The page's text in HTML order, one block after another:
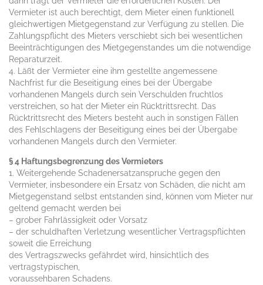
Vermieter ist auch berechtigt, dem Mieter einen funktionell
gleichwertigen Mietgegenstand zur Verfügung zu stellen. Die
Zahlungspflicht des Mieters verschiebt sich bei wesentlichen
Beeinträchtigungen des Mietgegenstandes um die notwendige
Reparaturzeit.
4. Läßt der Vermieter eine ihm gestellte angemessene
Nachfrist fur die Beseitigung eines bei der Übergabe
vorhandenen Mangels durch sein Verschulden fruchtlos
verstreichen, so hat der Mieter ein Rücktrittsrecht. Das
Rücktrittsrecht des Mieters besteht auch in sonstigen Fällen
des Fehlschlagens der Beseitigung eines bei der Übergabe
vorhandenen Mangels durch den Vermieter.
§ 4 Haftungsbegrenzung des Vermieters
1. Weitergehende Schadenersatzanspruche gegen den
Vermieter, insbesondere ein Ersatz von Schäden, die nicht am
Mietgegenstand selbst entstanden sind, können vom Mieter nur
geltend gemacht werden bei
– grober Fahrlässigkeit oder Vorsatz
– der schuldhaften Verletzung wesentlicher Vertragspflichten
soweit die Erreichung
des Vertragszwecks gefährdet wird, hinsichtlich des
vertragstypischen,
voraussehbaren Schadens.